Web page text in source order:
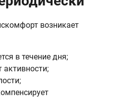
возникает
в течение дня;
активности;